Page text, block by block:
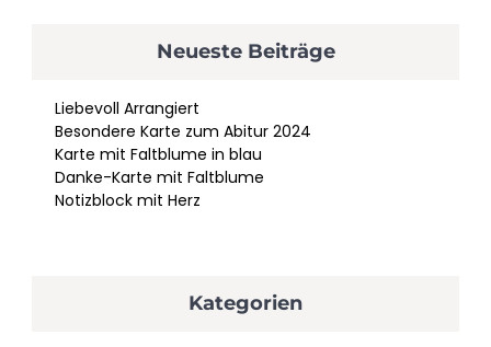
Neueste Beiträge
Liebevoll Arrangiert
Besondere Karte zum Abitur 2024
Karte mit Faltblume in blau
Danke-Karte mit Faltblume
Notizblock mit Herz
Kategorien